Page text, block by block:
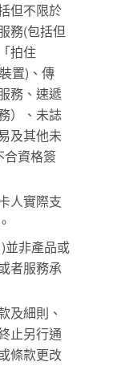
但不限於
務(包括但
拍住
置)、傳
務、速遞
）、未誌
及其他未
合資格簽
人實際支
並非產品或
者服務承
及細則、
止另行通
條款更改